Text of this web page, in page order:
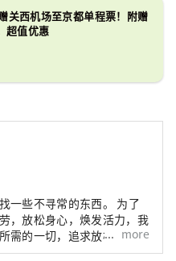
关西机场至京都单程票！附赠
超值优惠
一些不寻常的东西。 为了
，放松身心，焕发活力，我
需的一切，追求放松和睡眠
，提供不仅时尚而且易于使
more